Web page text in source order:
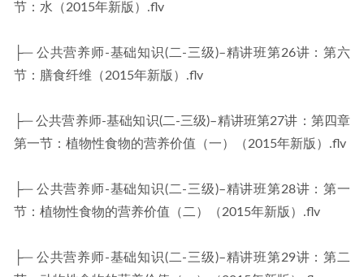
节：水（2015年新版）.flv
├─ 公共营养师-基础知识(二-三级)–精讲班第26讲：第六
节：膳食纤维（2015年新版）.flv
├─ 公共营养师-基础知识(二-三级)–精讲班第27讲：第四章
第一节：植物性食物的营养价值（一）（2015年新版）.flv
├─ 公共营养师-基础知识(二-三级)–精讲班第28讲：第一
节：植物性食物的营养价值（二）（2015年新版）.flv
├─ 公共营养师-基础知识(二-三级)–精讲班第29讲：第二